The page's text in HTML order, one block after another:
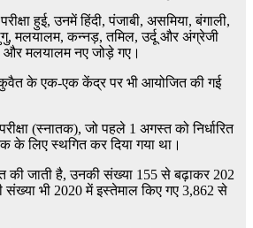
हुई, उनमें हिंदी, पंजाबी, असमिया, बंगाली,
मलयालम, कन्नड़, तमिल, उर्दू और अंग्रेजी
और मलयालम नए जोड़े गए।
कुवैत के एक-एक केंद्र पर भी आयोजित की गई
(स्नातक), जो पहले 1 अगस्त को निर्धारित
के लिए स्थगित कर दिया गया था।
की जाती है, उनकी संख्या 155 से बढ़ाकर 202
संख्या भी 2020 में इस्तेमाल किए गए 3,862 से